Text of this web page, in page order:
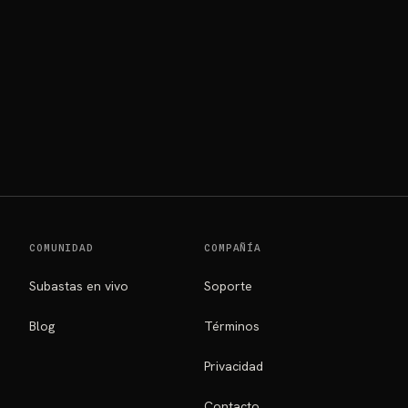
COMUNIDAD
Subastas en vivo
Blog
COMPAÑÍA
Soporte
Términos
Privacidad